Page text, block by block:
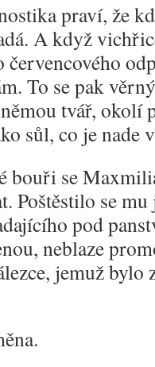
praví, že
A když
červencového
To se pak
tvář, okolí
sůl, co je nade
bouři se
Poštěstilo se
pod
neblaze
jemuž bylo